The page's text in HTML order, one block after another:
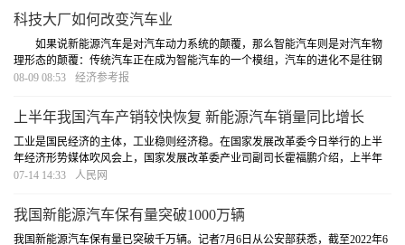
科技大厂如何改变汽车业
如果说新能源汽车是对汽车动力系统的颠覆，那么智能汽车则是对汽车物
理形态的颠覆：传统汽车正在成为智能汽车的一个模组，汽车的进化不是往钢
铁里加注数据而是往数据中加注钢铁。从这个角度观察科技大厂纷纷切入智能
08-09 08:53 经济参考报
上半年我国汽车产销较快恢复 新能源汽车销量同比增长
120%
工业是国民经济的主体，工业稳则经济稳。在国家发展改革委今日举行的上半
年经济形势媒体吹风会上，国家发展改革委产业司副司长霍福鹏介绍，上半年
我国汽车产业产销量实现较快恢复。其中，新能源汽车保持快速增长态势，上
07-14 14:33 人民网
我国新能源汽车保有量突破1000万辆
我国新能源汽车保有量已突破千万辆。记者7月6日从公安部获悉，截至2022年6